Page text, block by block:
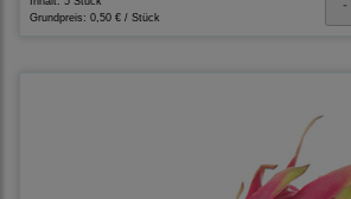
Grundpreis: 0,50 € / Stück